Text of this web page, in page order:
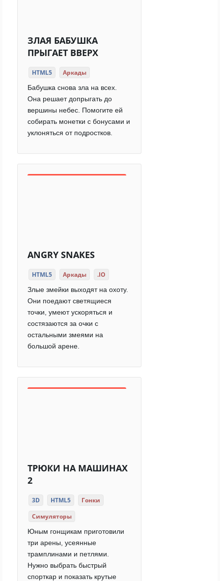
ЗЛАЯ БАБУШКА
ПРЫГАЕТ ВВЕРХ
HTML5 Аркады
Бабушка снова зла на всех.
Она решает допрыгать до
вершины небес. Помогите ей
собирать монетки с бонусами и
уклоняться от подростков.
ANGRY SNAKES
HTML5 Аркады .IO
Злые змейки выходят на охоту.
Они поедают светящиеся
точки, умеют ускоряться и
состязаются за очки с
остальными змеями на
большой арене.
ТРЮКИ НА МАШИНАХ
2
3D HTML5
Гонки
Симуляторы
Юным гонщикам приготовили
три арены, усеянные
трамплинами и петлями.
Нужно выбрать быстрый
спорткар и показать крутые